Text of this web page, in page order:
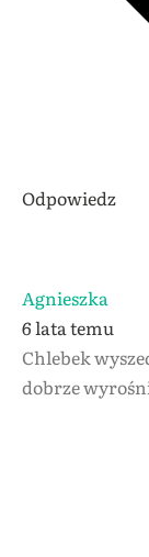
Odpowiedz
Agnieszka
6 lata temu
Chlebek
dobrze